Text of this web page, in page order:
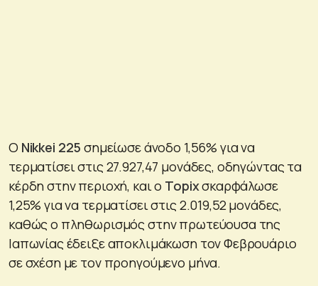
Ο Nikkei 225 σημείωσε άνοδο 1,56% για να
τερματίσει στις 27.927,47 μονάδες, οδηγώντας τα
κέρδη στην περιοχή, και ο Topixσκαρφάλωσε
1,25% για να τερματίσει στις 2.019,52 μονάδες,
καθώς ο πληθωρισμός στην πρωτεύουσα της
Ιαπωνίας έδειξε αποκλιμάκωση τον Φεβρουάριο
σε σχέση με τον προηγούμενο μήνα.